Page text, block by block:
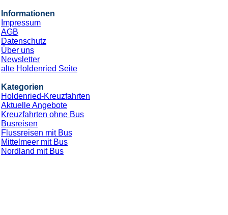
Informationen
Impressum
AGB
Datenschutz
Über uns
Newsletter
alte Holdenried Seite
Kategorien
Holdenried-Kreuzfahrten
Aktuelle Angebote
Kreuzfahrten ohne Bus
Busreisen
Flussreisen mit Bus
Mittelmeer mit Bus
Nordland mit Bus